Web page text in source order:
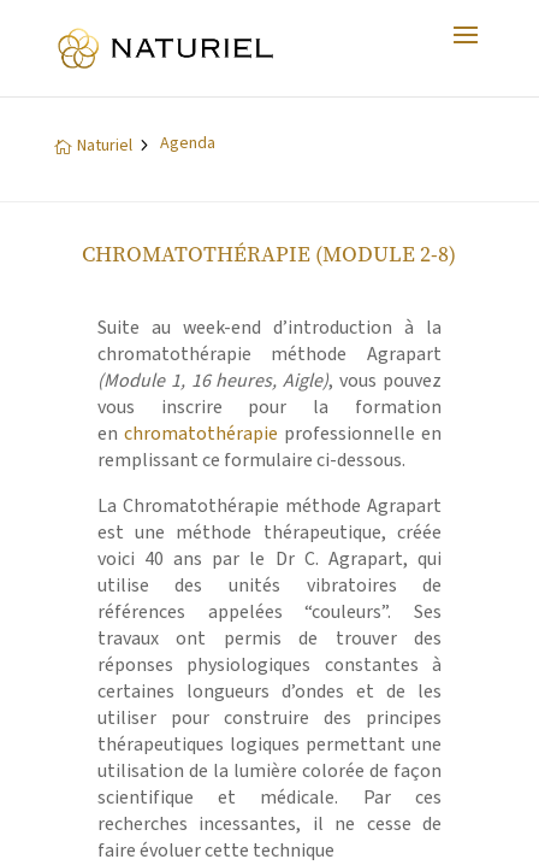
 Naturiel 5 Agenda
CHROMATOTHÉRAPIE (MODULE 2-8)
Suite au week-end d’introduction à la
chromatothérapie méthode Agrapart
(Module 1, 16 heures, Aigle), vous pouvez
vous inscrire pour la formation
en chromatothérapie professionnelle en
remplissant ce formulaire ci-dessous.
La Chromatothérapie méthode Agrapart
est une méthode thérapeutique, créée
voici 40 ans par le Dr C. Agrapart, qui
utilise des unités vibratoires de
références appelées “couleurs”. Ses
travaux ont permis de trouver des
réponses physiologiques constantes à
certaines longueurs d’ondes et de les
utiliser pour construire des principes
thérapeutiques logiques permettant une
utilisation de la lumière colorée de façon
scientifique et médicale. Par ces
recherches incessantes, il ne cesse de
faire évoluer cette technique